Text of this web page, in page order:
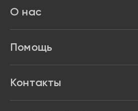
Доставка и оплата
Акции и скидки
Возврат товара
Политика конфиденциальности
О нас
Помощь
Контакты